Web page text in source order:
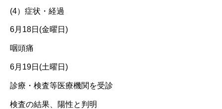
(4）症状・経過
6月18日(金曜日)
咽頭痛
6月19日(土曜日)
診療・検査等医療機関を受診
検査の結果、陽性と判明